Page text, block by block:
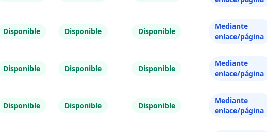
Disponible Disponible Disponible
Mediante
enlace/página
Disponible Disponible Disponible
Mediante
enlace/página
Disponible Disponible Disponible
Mediante
enlace/página